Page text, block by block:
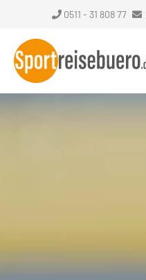
0511 - 31 808 77